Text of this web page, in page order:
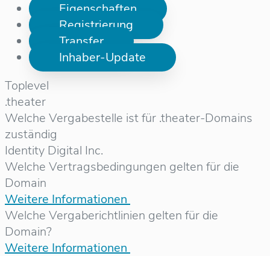
Eigenschaften
Registrierung
Transfer
Inhaber-Update
Toplevel
.theater
Welche Vergabestelle ist für .theater-Domains
zuständig
Identity Digital Inc.
Welche Vertragsbedingungen gelten für die
Domain
Weitere Informationen
Welche Vergaberichtlinien gelten für die
Domain?
Weitere Informationen